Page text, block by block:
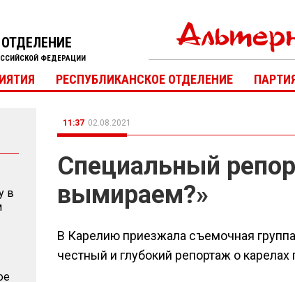
ФЕДЕРАЦИИ
РЕСПУБЛИКАНСКОЕ ОТДЕЛЕНИЕ
в
11:37 02.08.2021
Специальный
вымираем?»
В Карелию приезжала съемочная
честный и глубокий репортаж о